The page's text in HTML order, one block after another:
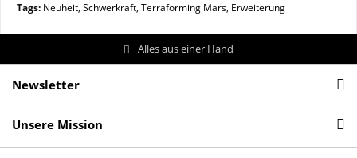
Tags: Neuheit, Schwerkraft, Terraforming Mars, Erweiterung
Alles aus einer Hand
Newsletter
Unsere Mission